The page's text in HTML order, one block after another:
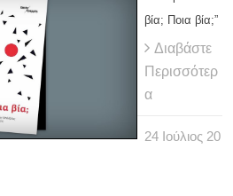
βία; Ποια βία;”
Διαβάστε
Περισσότερ
α
24 Ιούλιος 20